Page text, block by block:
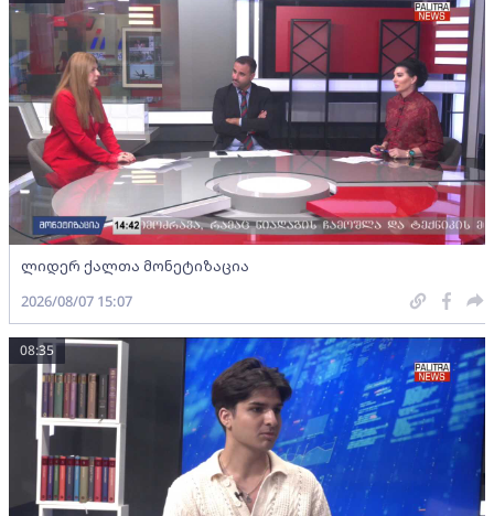
ლიდერ ქალთა მონეტიზაცია
2026/08/07 15:07
08:35